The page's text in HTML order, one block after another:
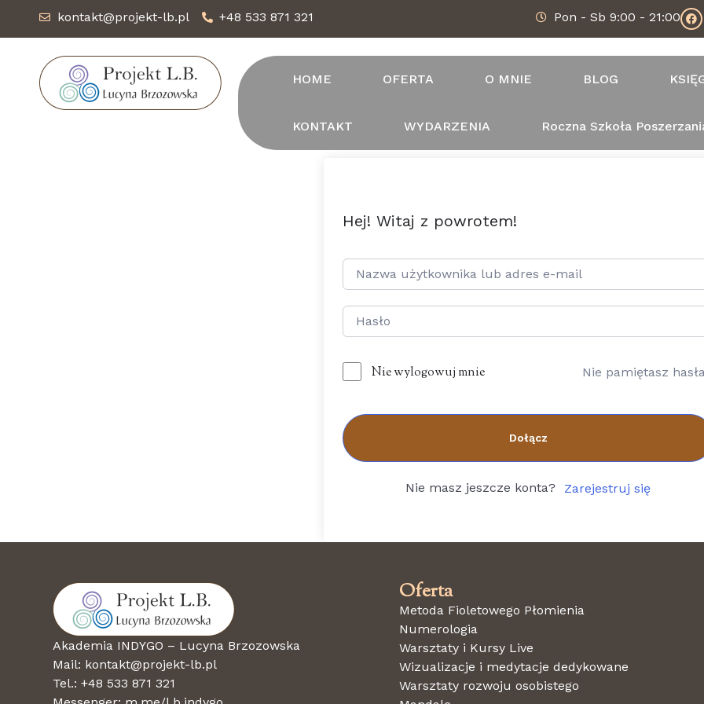
kontakt@projekt-lb.pl +48 533 871 321 Pon - Sb 9:00 - 21:00
HOME OFERTA O MNIE BLOG
KONTAKT WYDARZENIA Roczna Szkoła
Hej! Witaj z powrotem!
Nie wylogowuj mnie Nie pamiętasz
Dołącz
Nie masz jeszcze konta? Zarejestruj się
Akademia INDYGO – Lucyna Brzozowska
Mail: kontakt@projekt-lb.pl
Tel.: +48 533 871 321
Oferta
Metoda Fioletowego Płomienia
Numerologia
Warsztaty i Kursy Live
Wizualizacje i medytacje dedykowane
Warsztaty rozwoju osobistego